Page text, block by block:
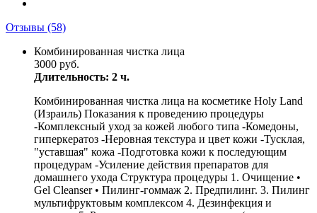
Отзывы (58)
Комбинированная чистка лица
3000 руб.
Длительность: 2 ч.
Комбинированная чистка лица на косметике Holy Land
(Израиль) Показания к проведению процедуры
-Комплексный уход за кожей любого типа -Комедоны,
гиперкератоз -Неровная текстура и цвет кожи -Тусклая,
"уставшая" кожа -Подготовка кожи к последующим
процедурам -Усиление действия препаратов для
домашнего ухода Структура процедуры 1. Очищение •
Gel Cleanser • Пилинг-гоммаж 2. Предпилинг. 3. Пилинг
мультифруктовым комплексом 4. Дезинфекция и